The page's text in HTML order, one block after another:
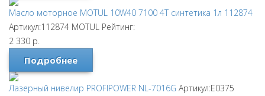
Масло моторное MOTUL 10W40 7100 4T синтетика 1л 112874
Артикул:112874 MOTUL Рейтинг:
2 330 р.
Подробнее
Лазерный нивелир PROFIPOWER NL-7016G Артикул:E0375